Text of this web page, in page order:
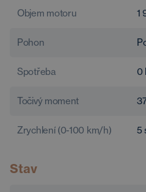
Objem motoru 1
Pohon
Spotřeba 0
Točivý moment
Zrychlení (0-100 km/h) 5
Stav